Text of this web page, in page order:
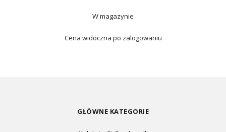
W magazynie
Cena widoczna po zalogowaniu
GŁÓWNE KATEGORIE